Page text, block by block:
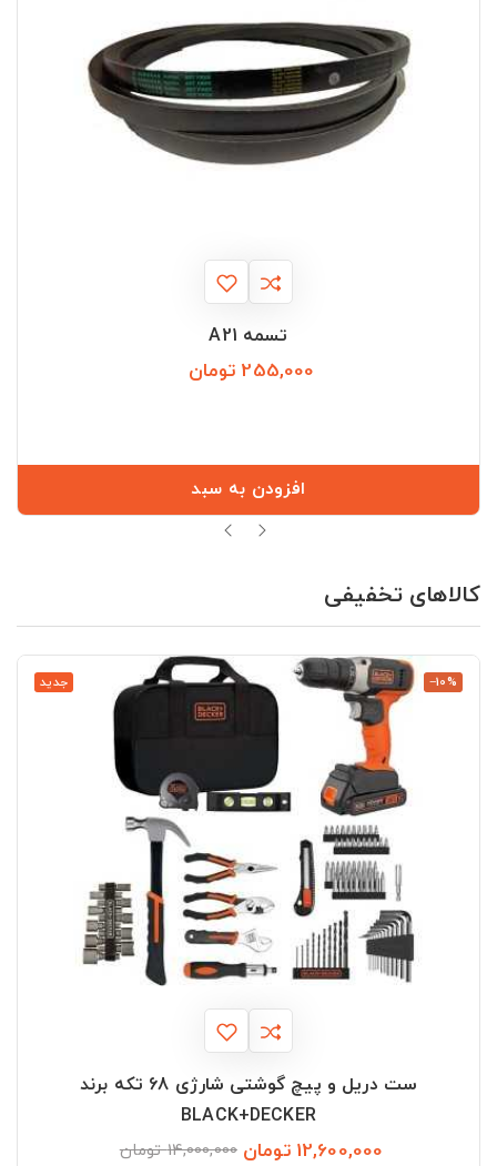
تسمه A21
255,000 تومان
افزودن به سبد
کالاهای تخفیفی
جدید ‎−10%
ست دریل و پیچ گوشتی شارژی 68 تکه برند
BLACK+DECKER
12,600,000 تومان 14,000,000 تومان